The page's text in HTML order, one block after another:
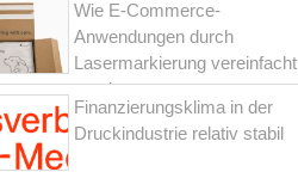
Wie E-Commerce-
Anwendungen durch
Lasermarkierung vereinfacht
werden
Finanzierungsklima in der
Druckindustrie relativ stabil